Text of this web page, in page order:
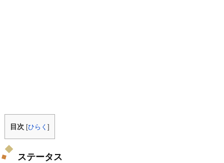
目次 [ひらく]
ステータス